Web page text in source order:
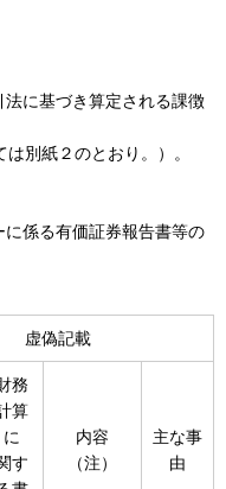
に基づき算定される課徴
別紙２のとおり。）。
に係る有価証券報告書等の
虚偽記載
務
算
に
す
内容
（注）
主な事
由